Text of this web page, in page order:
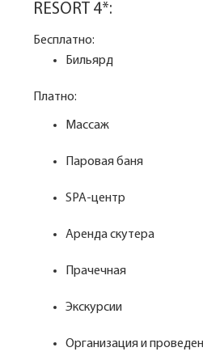
RESORT 4*:
Бесплатно:
Бильярд
Платно:
Массаж
Паровая баня
SPA-центр
Аренда скутера
Прачечная
Экскурсии
Организация и